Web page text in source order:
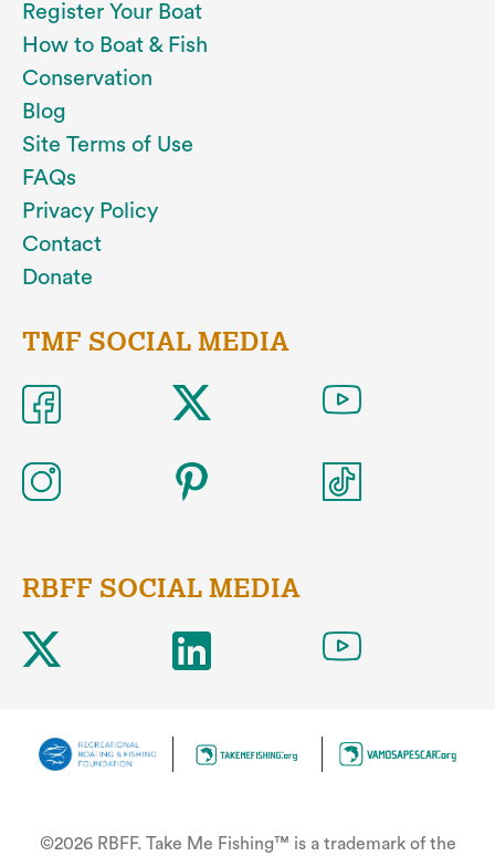
Register Your Boat
How to Boat & Fish
Conservation
Blog
Site Terms of Use
FAQs
Privacy Policy
Contact
Donate
TMF SOCIAL MEDIA
RBFF SOCIAL MEDIA
©2026 RBFF. Take Me Fishing™ is a trademark of the